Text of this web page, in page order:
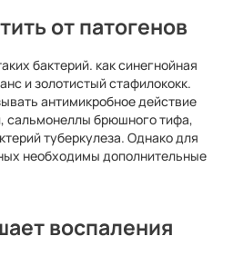
от патогенов
бактерий. как синегнойная
и золотистый стафилококк.
антимикробное действие
сальмонеллы брюшного тифа,
туберкулеза. Однако для
необходимы дополнительные
воспаления